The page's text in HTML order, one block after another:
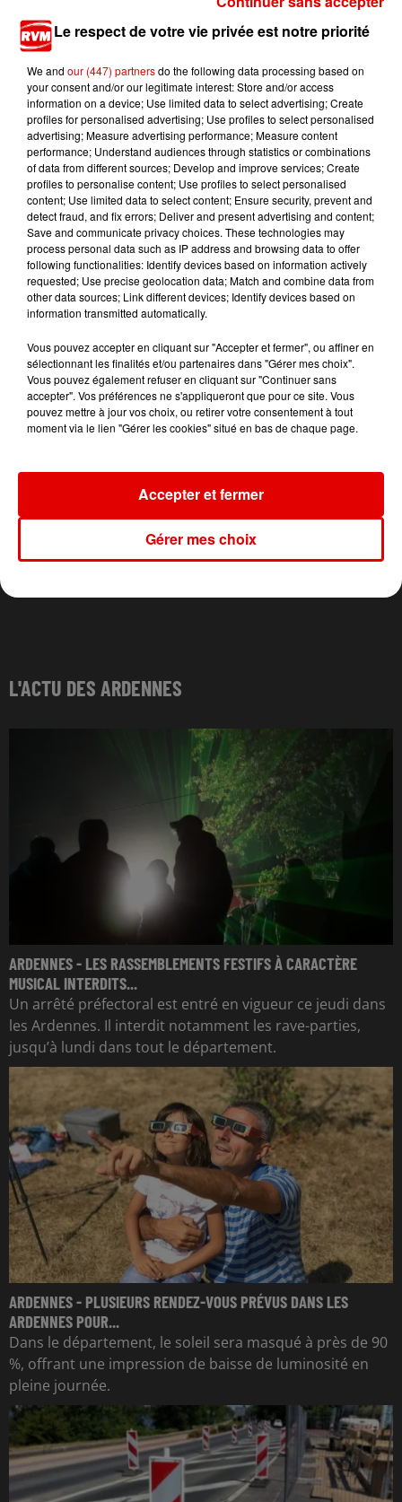
TITRES DIFFUSÉS
22h06
22h06
MARTIN SOLVEIG
22h03
22h03
WILL BROWN
Brownsville
22h00
22h00
L'ACTU DES ARDENNES
ARDENNES - LES RASSEMBLEMENTS FESTIFS À CARACTÈRE
MUSICAL INTERDITS...
Un arrêté préfectoral est entré en vigueur ce jeudi dans
les Ardennes. Il interdit notamment les rave-parties,
jusqu’à lundi dans tout le département.
ARDENNES - PLUSIEURS RENDEZ-VOUS PRÉVUS DANS LES
ARDENNES POUR...
Dans le département, le soleil sera masqué à près de 90
%, offrant une impression de baisse de luminosité en
pleine journée.
Le respect de votre vie privée est notre priorité
We and our (447) partnersdo the following data processing based on
your consent and/or our legitimate interest: Store and/or access
information on a device; Use limited data to select advertising; Create
profiles for personalised advertising; Use profiles to select personalised
advertising; Measure advertising performance; Measure content
performance; Understand audiences through statistics or combinations
of data from different sources; Develop and improve services; Create
profiles to personalise content; Use profiles to select personalised
content; Use limited data to select content; Ensure security, prevent and
detect fraud, and fix errors; Deliver and present advertising and content;
Save and communicate privacy choices. These technologies may
process personal data such as IP address and browsing data to offer
following functionalities: Identify devices based on information actively
requested; Use precise geolocation data; Match and combine data from
other data sources; Link different devices; Identify devices based on
information transmitted automatically.
Vous pouvez accepter en cliquant sur "Accepter et fermer", ou affiner en
sélectionnant les finalités et/ou partenaires dans "Gérer mes choix".
Vous pouvez également refuser en cliquant sur "Continuer sans
accepter". Vos préférences ne s'appliqueront que pour ce site. Vous
pouvez mettre à jour vos choix, ou retirer votre consentement à tout
moment via le lien "Gérer les cookies" situé en bas de chaque page.
Gérer mes choix
Accepter et fermer